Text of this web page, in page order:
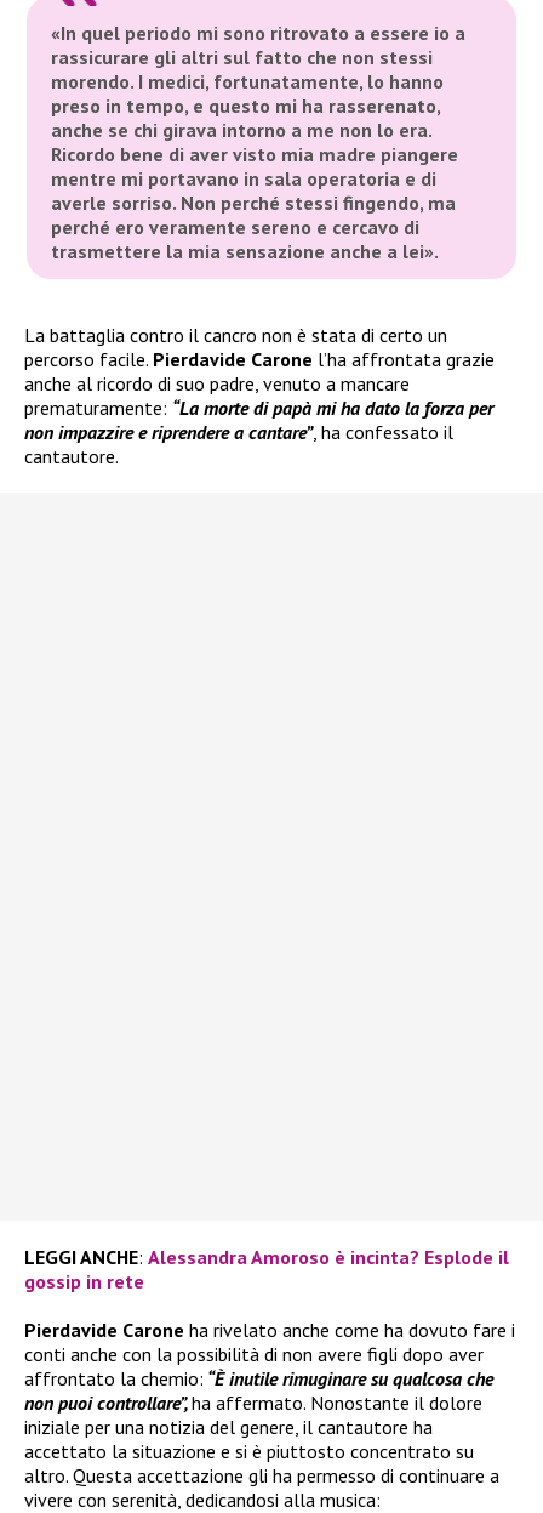
«In quel periodo mi sono ritrovato a essere io a
rassicurare gli altri sul fatto che non stessi
morendo. I medici, fortunatamente, lo hanno
preso in tempo, e questo mi ha rasserenato,
anche se chi girava intorno a me non lo era.
Ricordo bene di aver visto mia madre piangere
mentre mi portavano in sala operatoria e di
averle sorriso. Non perché stessi fingendo, ma
perché ero veramente sereno e cercavo di
trasmettere la mia sensazione anche a lei».
La battaglia contro il cancro non è stata di certo un
percorso facile. Pierdavide Carone l’ha affrontata grazie
anche al ricordo di suo padre, venuto a mancare
prematuramente: “La morte di papà mi ha dato la forza per
non impazzire e riprendere a cantare”, ha confessato il
cantautore.
LEGGI ANCHE: Alessandra Amoroso è incinta? Esplode il
gossip in rete
Pierdavide Carone ha rivelato anche come ha dovuto fare i
conti anche con la possibilità di non avere figli dopo aver
affrontato la chemio: “È inutile rimuginare su qualcosa che
non puoi controllare”,ha affermato. Nonostante il dolore
iniziale per una notizia del genere, il cantautore ha
accettato la situazione e si è piuttosto concentrato su
altro. Questa accettazione gli ha permesso di continuare a
vivere con serenità, dedicandosi alla musica: